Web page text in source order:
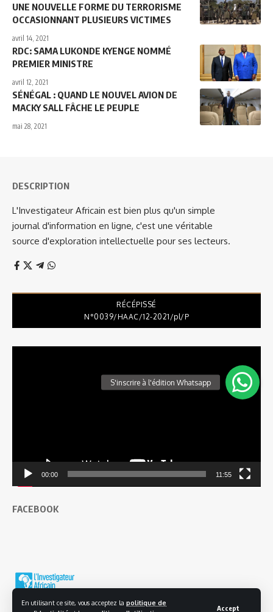
En utilisant ce site, vous acceptez la politique de
Accept
UNE NOUVELLE FORME DU TERRORISME
OCCASIONNANT PLUSIEURS VICTIMES
avril 14, 2021
RDC: SAMA LUKONDE KYENGE NOMMÉ
PREMIER MINISTRE
avril 12, 2021
SÉNÉGAL : QUAND LE NOUVEL AVION DE
MACKY SALL FÂCHE LE PEUPLE
mai 28, 2021
DESCRIPTION
L'Investigateur Africain est bien plus qu'un simple
journal d'information en ligne, c'est une véritable
source d'exploration intellectuelle pour ses lecteurs.
RÉCÉPISSÉ
N°0039/HAAC/12-2021/pl/P
00:00 11:55
FACEBOOK